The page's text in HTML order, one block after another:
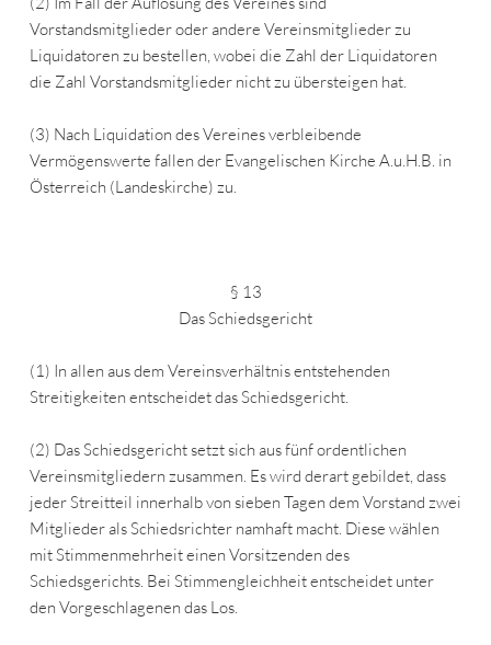
Vorstandsmitglieder oder andere Vereinsmitglieder zu
Liquidatoren zu bestellen, wobei die Zahl der Liquidatoren
die Zahl Vorstandsmitglieder nicht zu übersteigen hat.
(3) Nach Liquidation des Vereines verbleibende
Vermögenswerte fallen der Evangelischen Kirche A.u.H.B. in
Österreich (Landeskirche) zu.
§ 13
Das Schiedsgericht
(1) In allen aus dem Vereinsverhältnis entstehenden
Streitigkeiten entscheidet das Schiedsgericht.
(2) Das Schiedsgericht setzt sich aus fünf ordentlichen
Vereinsmitgliedern zusammen. Es wird derart gebildet, dass
jeder Streitteil innerhalb von sieben Tagen dem Vorstand zwei
Mitglieder als Schiedsrichter namhaft macht. Diese wählen
mit Stimmenmehrheit einen Vorsitzenden des
Schiedsgerichts. Bei Stimmengleichheit entscheidet unter
den Vorgeschlagenen das Los.